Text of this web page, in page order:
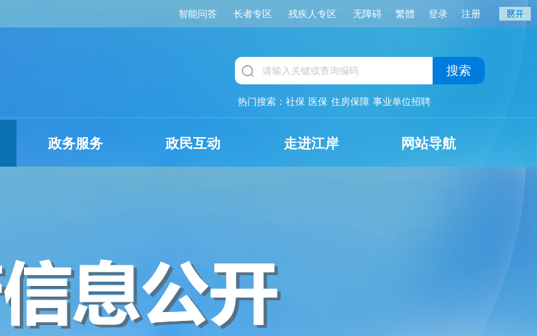
智能问答 长者专区 残疾人专区 无障碍 繁體 登录 注册
搜索
热门搜索： 社保 医保 住房保障 事业单位招聘
政务服务 政民互动 走进江岸 网站导航